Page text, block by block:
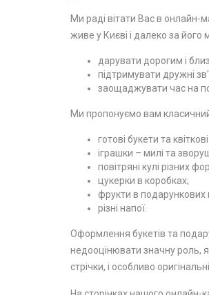
Ми раді вітати Вас в онлайн-
живе у Києві і далеко за його
дарувати дорогим і
підтримувати дружні
заощаджувати час на
Ми пропонуємо вам
готові букети та
іграшки – милі та
повітряні кулі різних
цукерки в коробках;
фрукти в подарункових
різні напої.
Оформлення букетів та
недооцінювати значну роль,
стрічки, і особливо